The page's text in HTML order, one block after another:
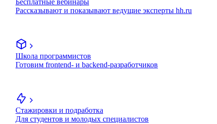
Бесплатные вебинары
Рассказывают и показывают ведущие эксперты hh.ru
Школа программистов
Готовим frontend- и backend-разработчиков
Стажировки и подработка
Для студентов и молодых специалистов